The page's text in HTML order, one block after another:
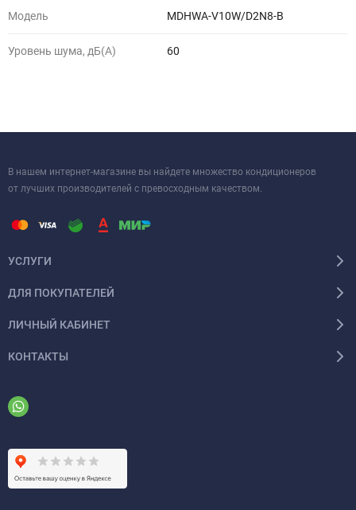
Модель MDHWA-V10W/D2N8-B
Уровень шума, дБ(A) 60
В нашем интернет-магазине вы найдете множество кондиционеров
от лучших производителей с превосходным качеством.
УСЛУГИ
ДЛЯ ПОКУПАТЕЛЕЙ
ЛИЧНЫЙ КАБИНЕТ
КОНТАКТЫ